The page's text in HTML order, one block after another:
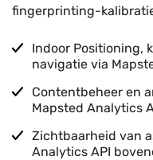
fingerprinting-
Indoor Positioning,
navigatie via
Contentbeheer en
Mapsted Analytics
Zichtbaarheid van
Analytics API